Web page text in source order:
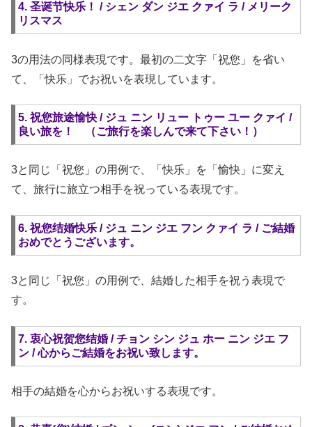
4. 圣诞节快乐！ / シェン ダン ジエ クァイ ラ / メリーク
リスマス
3の用法の同様表現です。最初の二文字「祝您」を省い
て、「快乐」でお祝いを表現しています。
5. 祝您旅途愉快 / ジュ ニン リュー トゥー ユー クァイ /
良い旅を！ （ご旅行を楽しんで来て下さい！）
3と同じ「祝您」の用例で、「快乐」を「愉快」に変え
て、旅行に旅立つ相手を祝っている表現です。
6. 祝您结婚快乐 / ジュ ニン ジエ フン クァイ ラ / ご結婚
おめでとうございます。
3と同じ「祝您」の用例で、結婚した相手を祝う表現で
す。
7. 衷心祝贺您结婚 / チョン シン ジュ ホー ニン ジエ フ
ン / 心からご結婚をお祝い致します。
相手の結婚を心からお祝いする表現です。